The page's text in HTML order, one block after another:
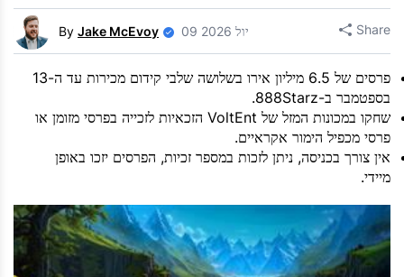
By Jake McEvoy 09 יול 2026 Share
פרסים של 6.5 מיליון אירו בשלושה שלבי קידום מכירות עד ה-13
בספטמבר ב-888Starz.
שחקו במכונות המזל של VoltEnt הזכאיות לזכייה בפרסי מזומן או
פרסי מכפיל הימור אקראיים.
אין צורך בכניסה, ניתן לזכות במספר זכיות, הפרסים יזכו באופן
מיידי.